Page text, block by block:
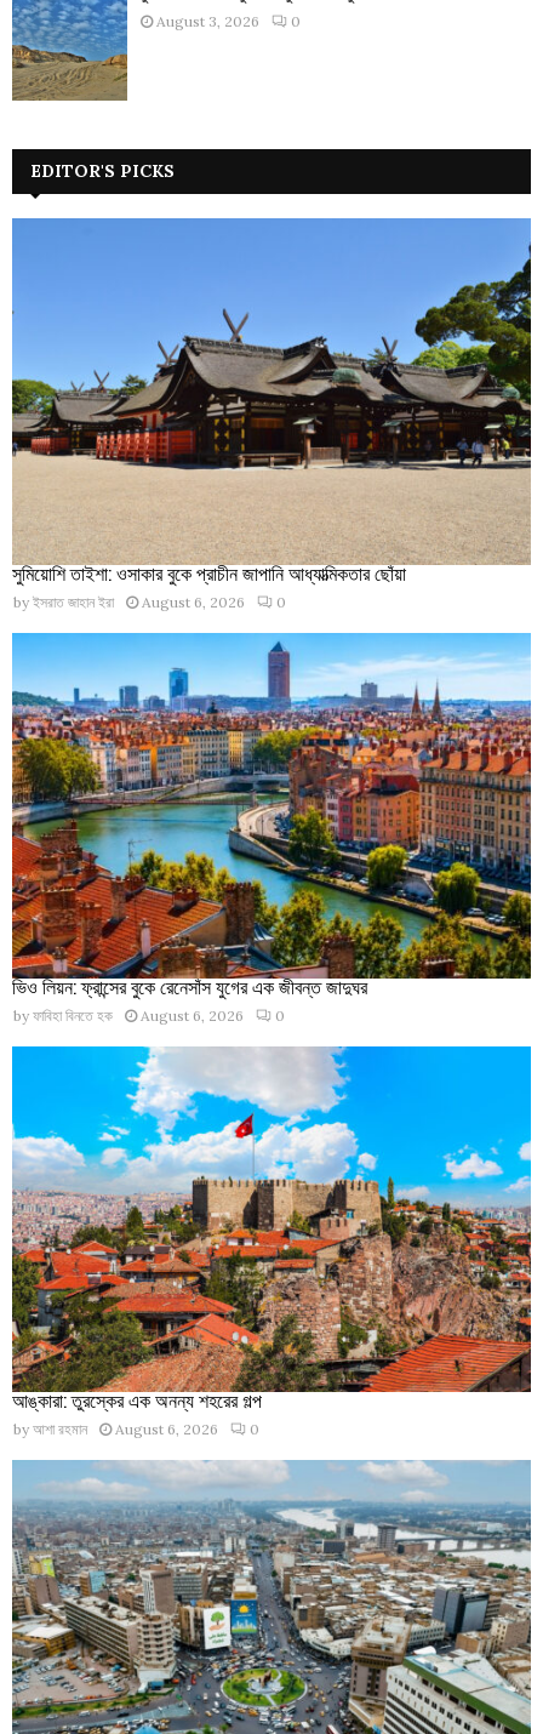
August 3, 2026 0
EDITOR'S PICKS
সুমিয়োশি তাইশা: ওসাকার বুকে প্রাচীন জাপানি আধ্যাত্মিকতার ছোঁয়া
by ইসরাত জাহান ইরা August 6, 2026 0
ভিও লিয়ন: ফ্রান্সের বুকে রেনেসাঁস যুগের এক জীবন্ত জাদুঘর
by ফাবিহা বিনতে হক August 6, 2026 0
আঙ্কারা: তুরস্কের এক অনন্য শহরের গল্প
by আশা রহমান August 6, 2026 0